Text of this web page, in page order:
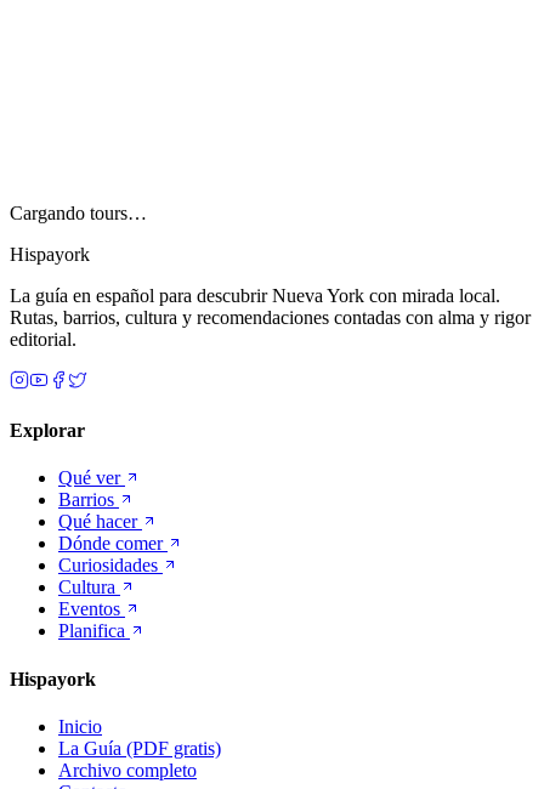
Cargando tours…
Hispayork
La guía en español para descubrir Nueva York con mirada local.
Rutas, barrios, cultura y recomendaciones contadas con alma y rigor
editorial.
Explorar
Qué ver
Barrios
Qué hacer
Dónde comer
Curiosidades
Cultura
Eventos
Planifica
Hispayork
Inicio
La Guía (PDF gratis)
Archivo completo